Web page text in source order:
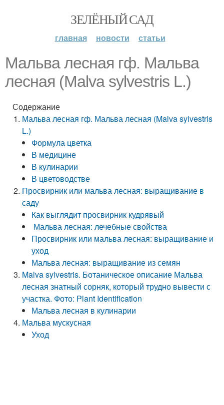
ЗЕЛЁНЫЙ САД
главная новости статьи
Мальва лесная гф. Мальва
лесная (Malva sylvestris L.)
Содержание
Мальва лесная гф. Мальва лесная (Malva sylvestris
L.)
Формула цветка
В медицине
В кулинарии
В цветоводстве
Просвирник или мальва лесная: выращивание в
саду
Как выглядит просвирник кудрявый
Мальва лесная: лечебные свойства
Просвирник или мальва лесная: выращивание и
уход
Мальва лесная: выращивание из семян
Malva sylvestris. Ботаническое описание Мальва
лесная знатный сорняк, который трудно вывести с
участка. Фото: Plant Identification
Мальва лесная в кулинарии
Мальва мускусная
Уход